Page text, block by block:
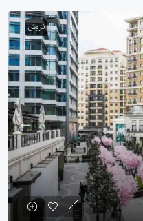
فروش